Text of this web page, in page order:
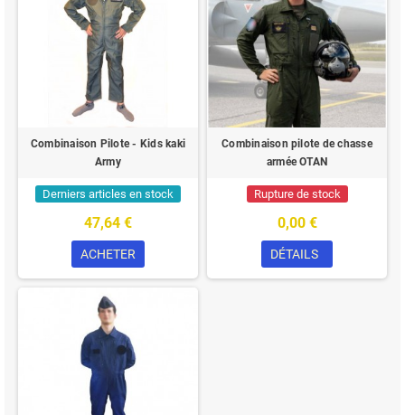
Combinaison Pilote - Kids kaki
Army
Derniers articles en stock
47,64 €
ACHETER
Combinaison pilote de chasse
armée OTAN
Rupture de stock
0,00 €
DÉTAILS